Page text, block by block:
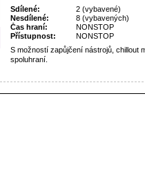
Sdílené:
2 (vybavené)
Nesdílené:
8 (vybavených)
Čas hraní:
NONSTOP
Přístupnost:
NONSTOP
S možností zapůjčení nástrojů, chillout
spoluhraní.